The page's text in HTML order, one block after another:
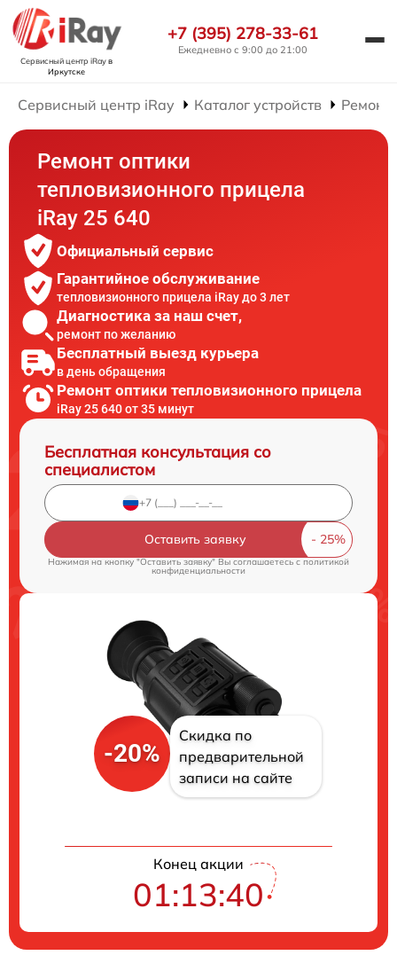
Сервисный центр iRayв
Иркутске
+7 (395) 278-33-61
Ежедневно с 9:00 до 21:00
Сервисный центр iRay Каталог устройств Ремонт
Ремонт оптики
тепловизионного прицела
iRay 25 640
Официальный сервис
Гарантийное обслуживание
тепловизионного прицела iRay до 3 лет
Диагностика за наш счет,
ремонт по желанию
Бесплатный выезд курьера
в день обращения
Ремонт оптики тепловизионного прицела
iRay 25 640 от 35 минут
Бесплатная консультация со
специалистом
Оставить заявку
Нажимая на кнопку "Оставить заявку" Вы соглашаетесь cполитикой
конфиденциальности
-20%
Скидка по
предварительной
записи на сайте
Конец акции
01:13:39